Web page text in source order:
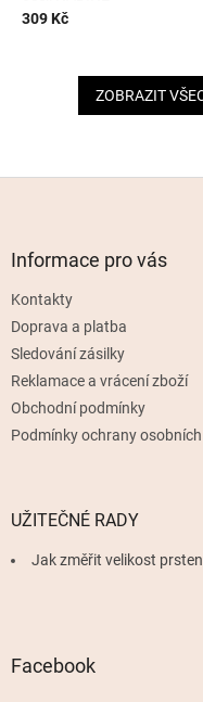
309 Kč
ZOBRAZIT
Informace pro vás
Kontakty
Doprava a platba
Sledování zásilky
Reklamace a vrácení zboží
Obchodní podmínky
Podmínky ochrany
UŽITEČNÉ RADY
Jak změřit velikost
Facebook